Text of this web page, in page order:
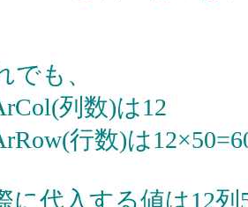
でも、
列数)は12
行数)は
に代入する値は12